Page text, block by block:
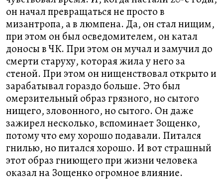
он начал превращаться не просто в
мизантропа, а в люмпена. Да, он стал нищим,
при этом он был осведомителем, он катал
доносы в ЧК. При этом он мучал и замучил до
смерти старуху, которая жила у него за
стеной. При этом он нищенствовал открыто и
зарабатывал гораздо больше. Это был
омерзительный образ грязного, но сытого
нищего, зловонного, но сытого. Он даже
зажирел несколько, вспоминает Зощенко,
потому что ему хорошо подавали. Питался
гнилью, но питался хорошо. И вот страшный
этот образ гниющего при жизни человека
оказал на Зощенко огромное влияние.